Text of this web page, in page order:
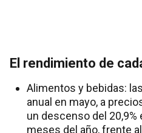
El rendimiento de
Alimentos y bebidas:
anual en mayo, a
un descenso del
meses del año, frente